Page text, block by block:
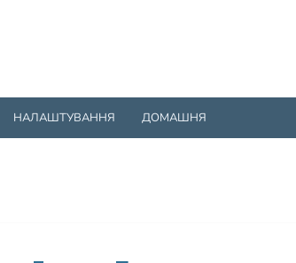
НАЛАШТУВАННЯ ДОМАШНЯ